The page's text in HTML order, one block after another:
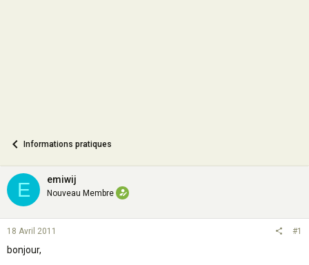
Informations pratiques
E emiwij
Nouveau Membre
18 Avril 2011 #1
bonjour,